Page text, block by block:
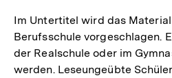
Im Untertitel wird das
Berufsschule vorgeschlagen.
der Realschule oder im
werden. Leseungeübte